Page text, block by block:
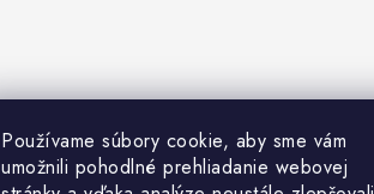
Používame súbory cookie, aby sme vám
umožnili pohodlné prehliadanie webovej